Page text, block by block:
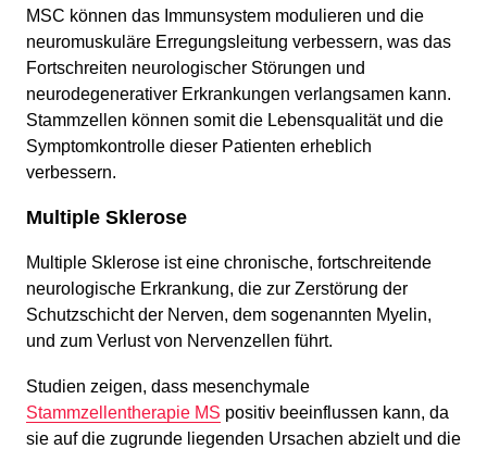
MSC können das Immunsystem modulieren und die
neuromuskuläre Erregungsleitung verbessern, was das
Fortschreiten neurologischer Störungen und
neurodegenerativer Erkrankungen verlangsamen kann.
Stammzellen können somit die Lebensqualität und die
Symptomkontrolle dieser Patienten erheblich
verbessern.
Multiple Sklerose
Multiple Sklerose ist eine chronische, fortschreitende
neurologische Erkrankung, die zur Zerstörung der
Schutzschicht der Nerven, dem sogenannten Myelin,
und zum Verlust von Nervenzellen führt.
Studien zeigen, dass mesenchymale
Stammzellentherapie MS positiv beeinflussen kann, da
sie auf die zugrunde liegenden Ursachen abzielt und die